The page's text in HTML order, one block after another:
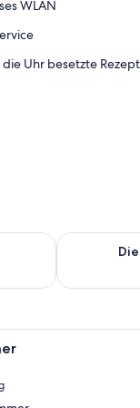
WLAN
die Uhr besetzte
morgen, Aug. 8 -
Überprüfe